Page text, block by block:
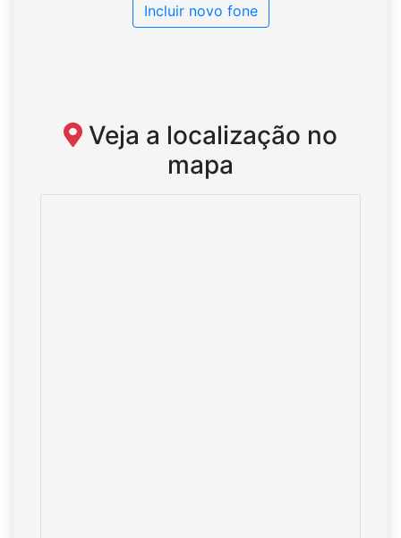
Incluir novo fone
Veja a localização no
mapa